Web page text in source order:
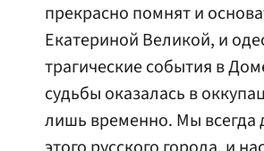
прекрасно помнят и
Екатериной Великой, и
трагические события в
судьбы оказалась в
лишь временно. Мы всегда